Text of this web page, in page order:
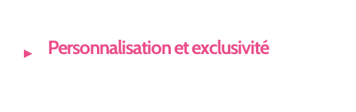
Personnalisation et exclusivité